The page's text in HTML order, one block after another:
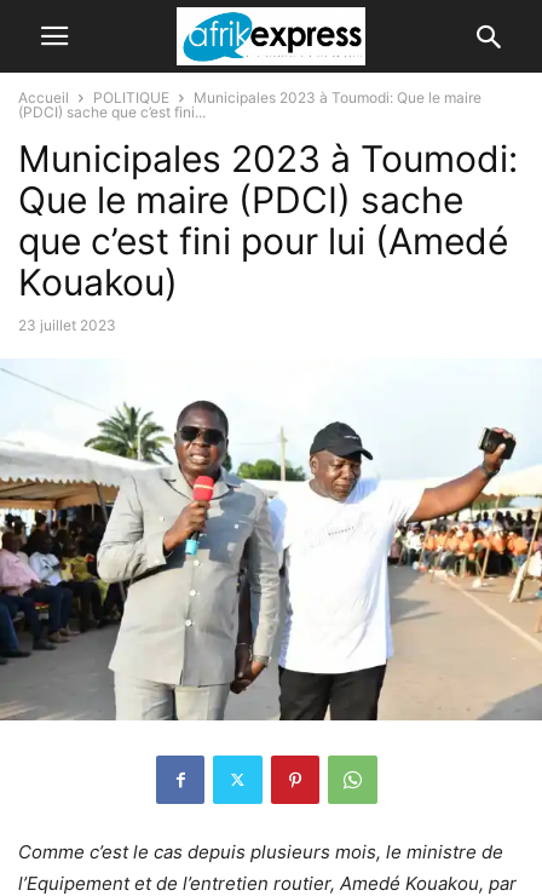
Accueil POLITIQUE
Municipales 2023 à Toumodi: Que le maire
(PDCI) sache que c’est fini...
Municipales 2023 à Toumodi:
Que le maire (PDCI) sache
que c’est fini pour lui (Amedé
Kouakou)
23 juillet 2023
Comme c’est le cas depuis plusieurs mois, le ministre de
l’Equipement et de l’entretien routier, Amedé Kouakou, par